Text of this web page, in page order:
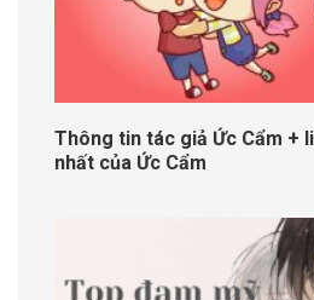
Thông tin tác giả Ức Cẩm +
nhất của Ức Cẩm